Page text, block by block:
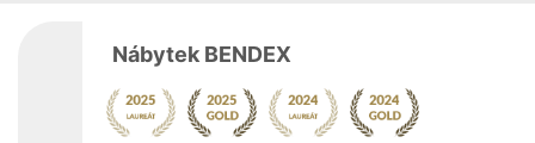
Nábytek BENDEX